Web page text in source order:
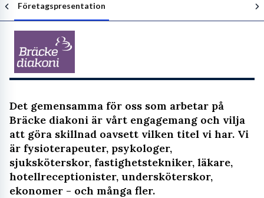
Företagspresentation
Det gemensamma för oss som arbetar på
Bräcke diakoni är vårt engagemang och vilja
att göra skillnad oavsett vilken titel vi har. Vi
är fysioterapeuter, psykologer,
sjuksköterskor, fastighetstekniker, läkare,
hotellreceptionister, undersköterskor,
ekonomer - och många fler.